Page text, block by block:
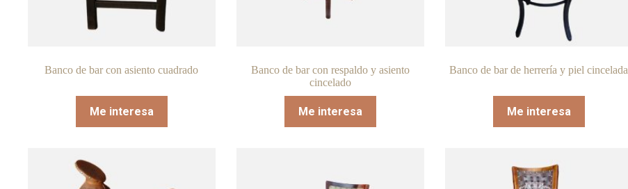
Banco de bar con asiento cuadrado
Me interesa
Banco de bar con respaldo y asiento
cincelado
Me interesa
Banco de bar de herrería y piel cincelada
Me interesa